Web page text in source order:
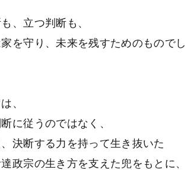
、立つ判断も、
を守り、未来を残すためのものでし
、
に従うのではなく、
決断する力を持って生き抜いた
政宗の生き方を支えた兜をもとに、